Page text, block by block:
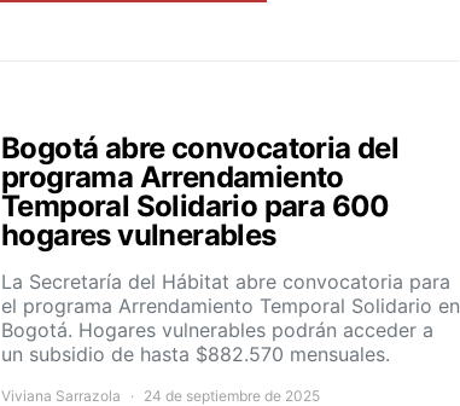
Bogotá abre convocatoria del
programa Arrendamiento
Temporal Solidario para 600
hogares vulnerables
La Secretaría del Hábitat abre convocatoria para
el programa Arrendamiento Temporal Solidario en
Bogotá. Hogares vulnerables podrán acceder a
un subsidio de hasta $882.570 mensuales.
Viviana Sarrazola 24 de septiembre de 2025